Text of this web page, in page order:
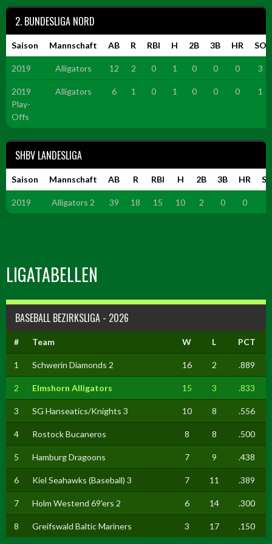
2. BUNDESLIGA NORD
Saison Mannschaft AB R RBI H 2B 3B HR SO
2019 Alligators 12 2 0 1 0 0 0 3
2019
Play-
Offs
Alligators 6 1 0 1 0 0 0 1
SHBV LANDESLIGA
Saison Mannschaft AB R RBI H 2B 3B HR
2019 Alligators 2 39 18 15 10 2 0 0 6
LIGATABELLEN
BASEBALL BEZIRKSLIGA - 2026
# Team W L PCT
1 Schwerin Diamonds 2 16 2 .889
2 Elmshorn Alligators 15 3 .833
3 SG Hanseatics/Knights 3 10 8 .556
4 Rostock Bucaneros 8 8 .500
5 Hamburg Dragoons 7 9 .438
6 Kiel Seahawks (Baseball) 3 7 11 .389
7 Holm Westend 69'ers 2 6 14 .300
8 Greifswald Baltic Mariners 3 17 .150